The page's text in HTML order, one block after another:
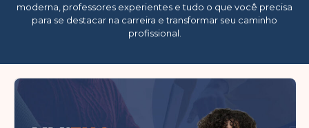
moderna, professores experientes e tudo o que você precisa
para se destacar na carreira e transformar seu caminho
profissional.